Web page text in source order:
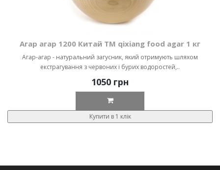
Агар агар 1200 Китай ТМ qixiang food agar 1 кг
Агар-агар - натуральний загусник, який отримують шляхом
екстрагування з червоних і бурих водоростей,..
1050 грн
Купити в 1 клік